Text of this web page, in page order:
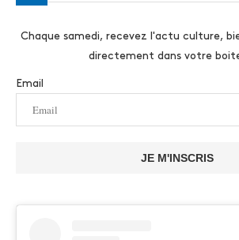
Chaque samedi, recevez l'actu culture,
directement dans votre
Email
JE M'INSCRIS